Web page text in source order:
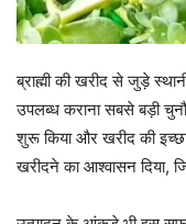
ब्राह्मी की खरीद से जुड़े
उपलब्ध कराना सबसे बड़ी
शुरू किया और खरीद की
खरीदने का आश्वासन दिया,